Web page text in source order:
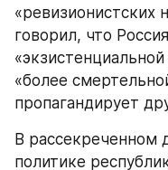
«ревизионистских
говорил, что
«более
пропагандирует
В рассекреченном
политике